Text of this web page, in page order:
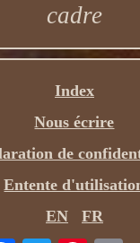
cadre
Index
Nous écrire
de
Entente
EN
FR